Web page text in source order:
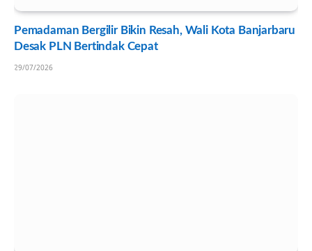
Pemadaman Bergilir Bikin Resah, Wali Kota Banjarbaru
Desak PLN Bertindak Cepat
29/07/2026